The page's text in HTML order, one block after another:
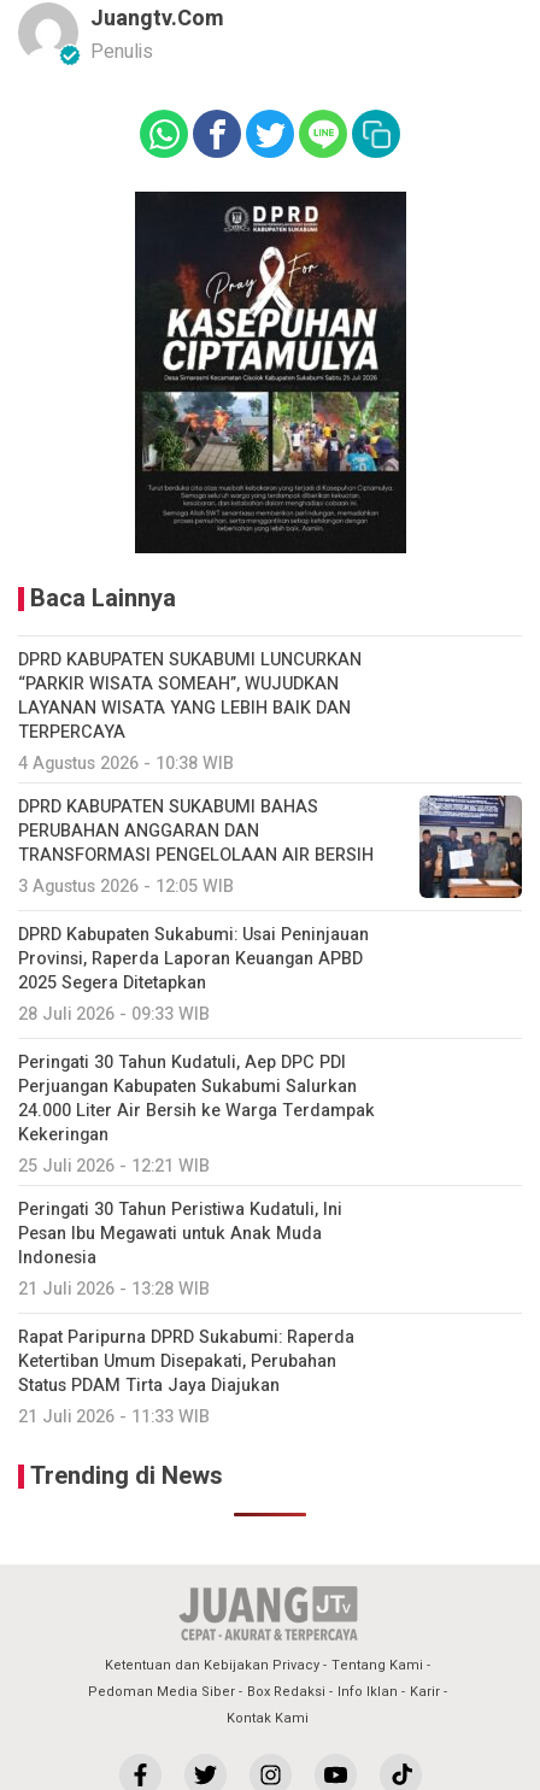
Juangtv.com
Penulis
Baca Lainnya
DPRD KABUPATEN SUKABUMI LUNCURKAN
“PARKIR WISATA SOMEAH”, WUJUDKAN
LAYANAN WISATA YANG LEBIH BAIK DAN
TERPERCAYA
4 Agustus 2026 - 10:38 WIB
DPRD KABUPATEN SUKABUMI BAHAS
PERUBAHAN ANGGARAN DAN
TRANSFORMASI PENGELOLAAN AIR BERSIH
3 Agustus 2026 - 12:05 WIB
DPRD Kabupaten Sukabumi: Usai Peninjauan
Provinsi, Raperda Laporan Keuangan APBD
2025 Segera Ditetapkan
28 Juli 2026 - 09:33 WIB
Peringati 30 Tahun Kudatuli, Aep DPC PDI
Perjuangan Kabupaten Sukabumi Salurkan
24.000 Liter Air Bersih ke Warga Terdampak
Kekeringan
25 Juli 2026 - 12:21 WIB
Peringati 30 Tahun Peristiwa Kudatuli, Ini
Pesan Ibu Megawati untuk Anak Muda
Indonesia
21 Juli 2026 - 13:28 WIB
Rapat Paripurna DPRD Sukabumi: Raperda
Ketertiban Umum Disepakati, Perubahan
Status PDAM Tirta Jaya Diajukan
21 Juli 2026 - 11:33 WIB
Trending di News
Ketentuan dan Kebijakan Privacy Tentang Kami
Pedoman Media Siber
Box Redaksi Info Iklan
Karir
Kontak Kami